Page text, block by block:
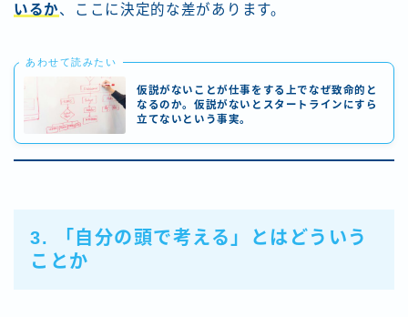
いるか、ここに決定的な差があります。
あわせて読みたい
仮説がないことが仕事をする上でなぜ致命的と
なるのか。仮説がないとスタートラインにすら
立てないという事実。
3. 「自分の頭で考える」とはどういう
ことか